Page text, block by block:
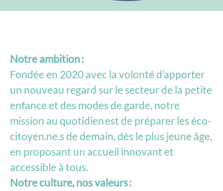
Notre ambition :
Fondée en 2020 avec la volonté d’apporter
un nouveau regard sur le secteur de la petite
enfance et des modes de garde, notre
mission au quotidien est de préparer les éco-
citoyen.ne.s de demain, dès le plus jeune âge,
en proposant un accueil innovant et
accessible à tous.
Notre culture, nos valeurs :